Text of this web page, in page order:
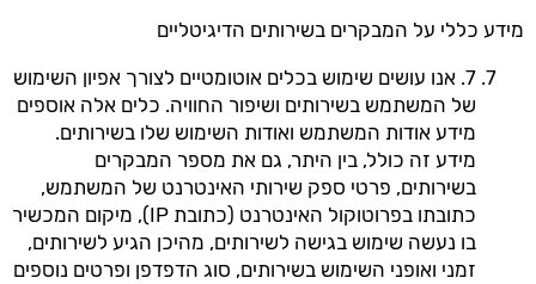
מידע כללי על המבקרים בשירותים הדיגיטליים
7. אנו עושים שימוש בכלים אוטומטיים לצורך אפיון השימוש
של המשתמש בשירותים ושיפור החוויה. כלים אלה אוספים
מידע אודות המשתמש ואודות השימוש שלו בשירותים.
מידע זה כולל, בין היתר, גם את מספר המבקרים
בשירותים, פרטי ספק שירותי האינטרנט של המשתמש,
כתובתו בפרוטוקול האינטרנט (כתובת IP), מיקום המכשיר
בו נעשה שימוש בגישה לשירותים, מהיכן הגיע לשירותים,
זמני ואופני השימוש בשירותים, סוג הדפדפן ופרטים נוספים